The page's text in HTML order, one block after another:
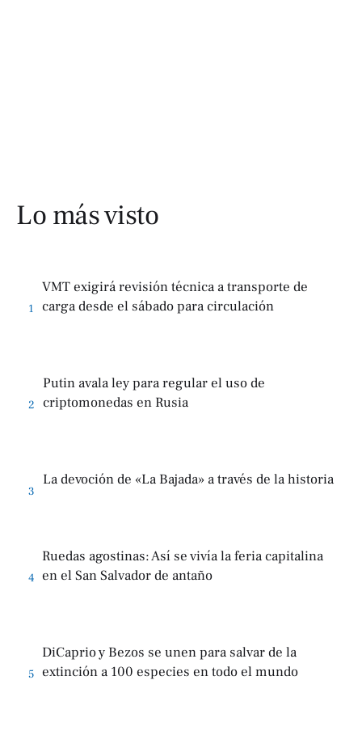
Lo más visto
1
VMT exigirá revisión técnica a transporte de
carga desde el sábado para circulación
2
Putin avala ley para regular el uso de
criptomonedas en Rusia
3
La devoción de «La Bajada» a través de la historia
4
Ruedas agostinas: Así se vivía la feria capitalina
en el San Salvador de antaño
5
DiCaprio y Bezos se unen para salvar de la
extinción a 100 especies en todo el mundo